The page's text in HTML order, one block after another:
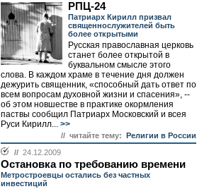
РПЦ-24
Патриарх Кирилл призвал
священнослужителей быть
более открытыми
Русская православная церковь
станет более открытой в
буквальном смысле этого
слова. В каждом храме в течение дня должен
дежурить священник, «способный дать ответ по
всем вопросам духовной жизни и спасения», --
об этом новшестве в практике окормления
паствы сообщил Патриарх Московский и всея
Руси Кирилл... >>
// читайте тему: Религии в России
// 24.12.2009
Остановка по требованию времени
Метростроевцы остались без частных
инвестиций